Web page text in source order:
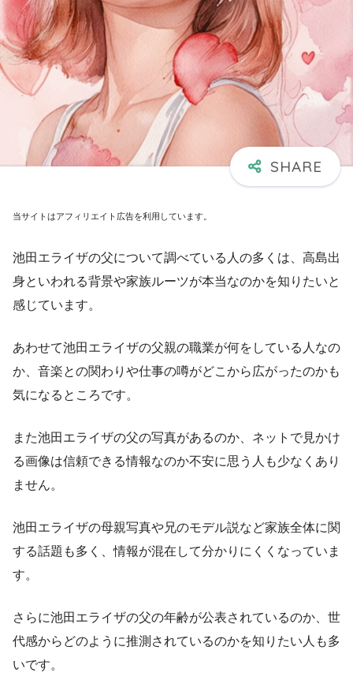
当サイトはアフィリエイト広告を利用しています。
池田エライザの父について調べている人の多くは、高島出
身といわれる背景や家族ルーツが本当なのかを知りたいと
感じています。
あわせて池田エライザの父親の職業が何をしている人なの
か、音楽との関わりや仕事の噂がどこから広がったのかも
気になるところです。
また池田エライザの父の写真があるのか、ネットで見かけ
る画像は信頼できる情報なのか不安に思う人も少なくあり
ません。
池田エライザの母親写真や兄のモデル説など家族全体に関
する話題も多く、情報が混在して分かりにくくなっていま
す。
さらに池田エライザの父の年齢が公表されているのか、世
代感からどのように推測されているのかを知りたい人も多
いです。